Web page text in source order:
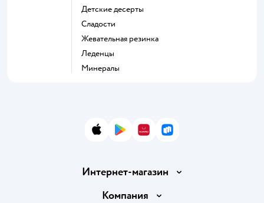
детские десерты
сладости
жевательная резинка
леденцы
Минералы
App StoreGoogle Play
AppGallery
RuStore
Интернет-магазин
Доставка и оплата
Компания